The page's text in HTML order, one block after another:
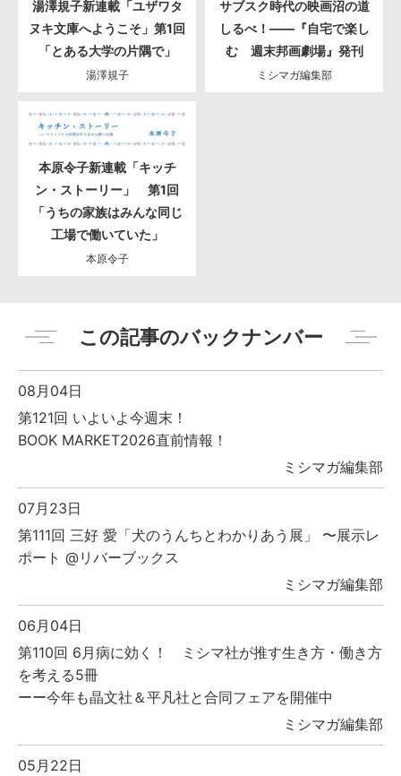
湯澤規子新連載「ユザワタ
ヌキ文庫へようこそ」第1回
「とある大学の片隅で」
湯澤規子
サブスク時代の映画沼の道
しるべ！――『自宅で楽し
む 週末邦画劇場』発刊
ミシマガ編集部
本原令子新連載「キッチ
ン・ストーリー」 第1回
「うちの家族はみんな同じ
工場で働いていた」
本原令子
この記事のバックナンバー
08月04日
第121回 いよいよ今週末！
BOOK MARKET2026直前情報！
ミシマガ編集部
07月23日
第111回 三好 愛「犬のうんちとわかりあう展」 〜展示レ
ポート @リバーブックス
ミシマガ編集部
06月04日
第110回 6月病に効く！ ミシマ社が推す生き方・働き方
を考える5冊
ーー今年も晶文社＆平凡社と合同フェアを開催中
ミシマガ編集部
05月22日